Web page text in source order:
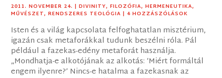
2011. NOVEMBER 24. |DIVINITY,FILOZÓFIA,HERMENEUTIKA,
MŰVÉSZET,RENDSZERES TEOLÓGIA | 4 HOZZÁSZÓLÁSOK
Isten és a világ kapcsolata felfoghatatlan misztérium,
igazán csak metaforákkal tudunk beszélni róla. Pál
például a fazekas-edény metaforát használja.
„Mondhatja-e alkotójának az alkotás: ’Miért formáltál
engem ilyenre?’ Nincs-e hatalma a fazekasnak az